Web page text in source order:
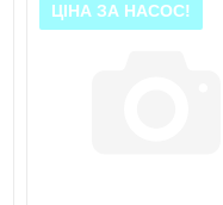
ЦІНА ЗА НАСОС!